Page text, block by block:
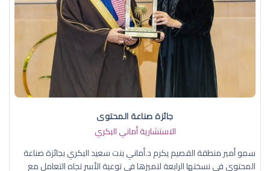
جائزة صناعة المحتوى
الاستشارية أماني البكري
سمو أمير منطقة القصيم يكرم د.أماني بنت سعيد البكري بجائزة صناعة
المحتوى في نسختها الرابعة لتميزها في توعية الأسر تجاه التعامل مع